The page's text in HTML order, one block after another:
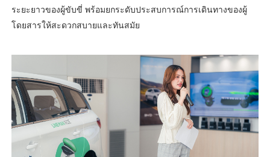
ระยะยาวของผู้ขับขี่ พร้อมยกระดับประสบการณ์การเดินทางของผู้
โดยสารให้สะดวกสบายและทันสมัย